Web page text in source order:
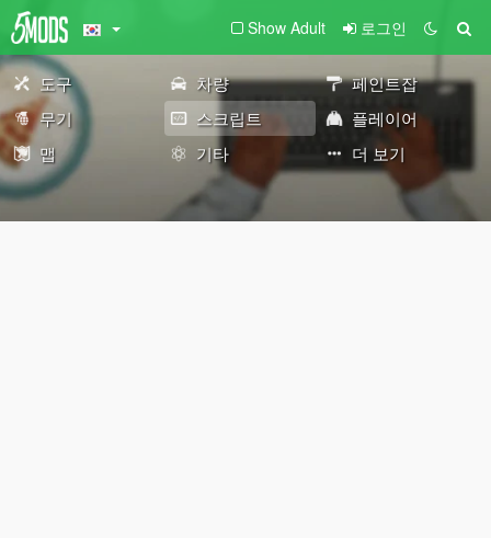
Show Adult 로그인
도구 차량
페인트잡
무기
스크립트
플레이어
맵
기타 더 보기